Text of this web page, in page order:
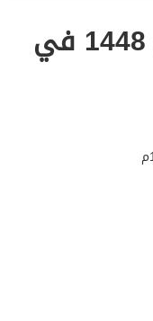
كم رواتب امن الطرق 1448 في